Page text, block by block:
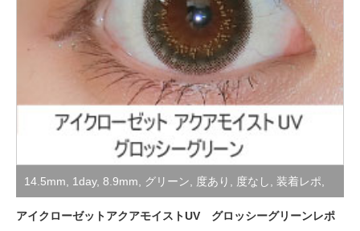
14.5mm 1day, 8.9mm グリーン 度あり 度なし 装着レポ
非公開
アイクローゼットアクアモイストUV グロッシーグリーンレポ